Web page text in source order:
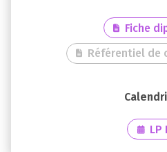
Fiche
Référentiel de
LP